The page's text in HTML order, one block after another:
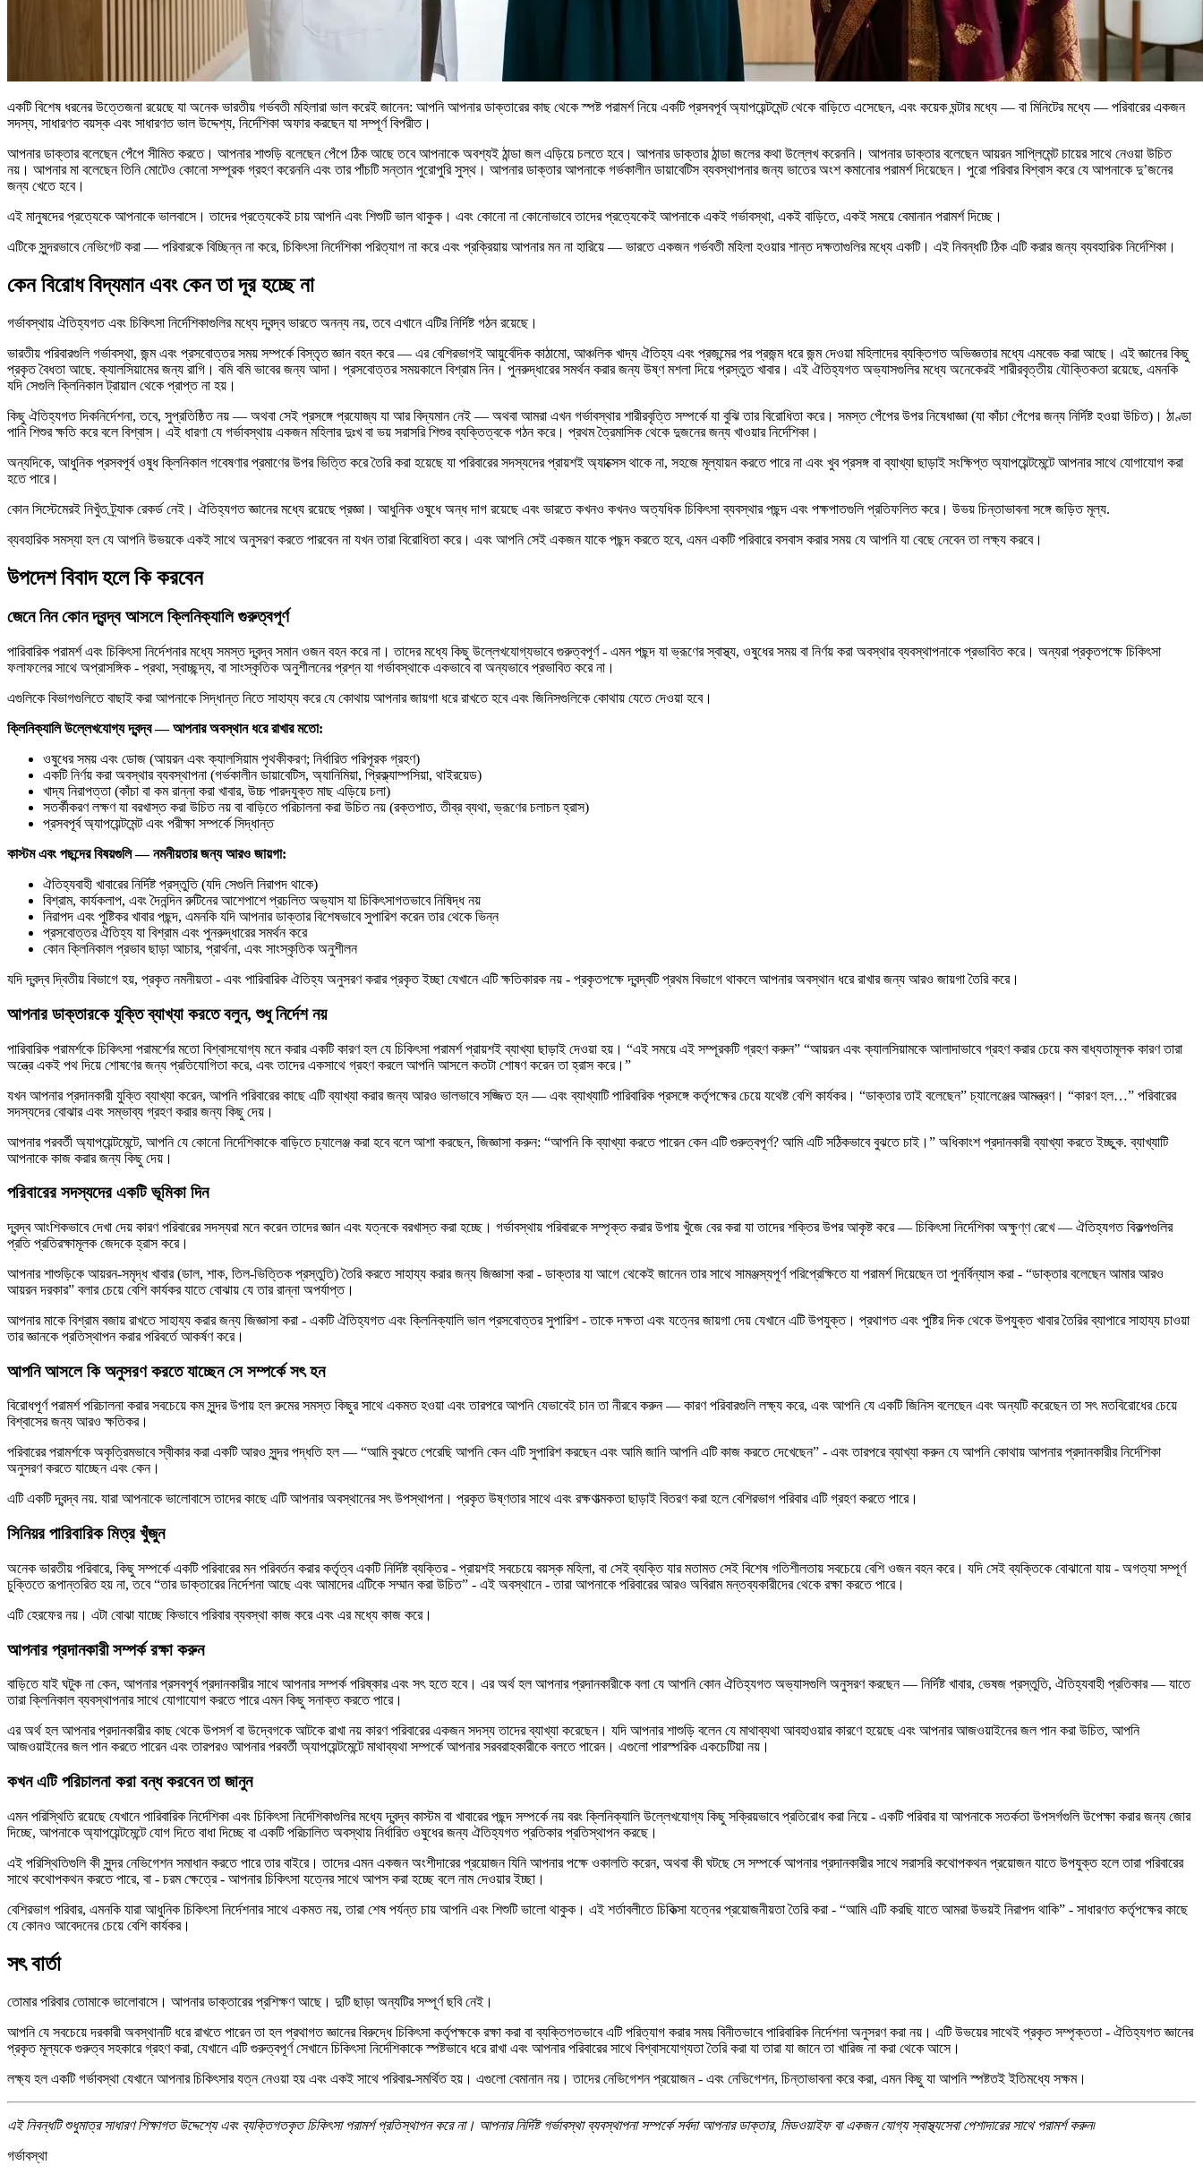
একটি বিশেষ ধরনের উত্তেজনা রয়েছে যা অনেক ভারতীয় গর্ভবতী মহিলারা ভাল করেই জানেন: আপনি আপনার ডাক্তারের কাছ থেকে স্পষ্ট পরামর্শ নিয়ে একটি প্রসবপূর্ব অ্যাপয়েন্টমেন্ট থেকে বাড়িতে এসেছেন, এবং কয়েক ঘন্টার মধ্যে — বা মিনিটের মধ্যে — পরিবারের একজন
সদস্য, সাধারণত বয়স্ক এবং সাধারণত ভাল উদ্দেশ্য, নির্দেশিকা অফার করছেন যা সম্পূর্ণ বিপরীত।
আপনার ডাক্তার বলেছেন পেঁপে সীমিত করতে। আপনার শাশুড়ি বলেছেন পেঁপে ঠিক আছে তবে আপনাকে অবশ্যই ঠান্ডা জল এড়িয়ে চলতে হবে। আপনার ডাক্তার ঠান্ডা জলের কথা উল্লেখ করেননি। আপনার ডাক্তার বলেছেন আয়রন সাপ্লিমেন্ট চায়ের সাথে নেওয়া উচিত
নয়। আপনার মা বলেছেন তিনি মোটেও কোনো সম্পূরক গ্রহণ করেননি এবং তার পাঁচটি সন্তান পুরোপুরি সুস্থ। আপনার ডাক্তার আপনাকে গর্ভকালীন ডায়াবেটিস ব্যবস্থাপনার জন্য ভাতের অংশ কমানোর পরামর্শ দিয়েছেন। পুরো পরিবার বিশ্বাস করে যে আপনাকে দু’জনের
জন্য খেতে হবে।
এই মানুষদের প্রত্যেকে আপনাকে ভালবাসে। তাদের প্রত্যেকেই চায় আপনি এবং শিশুটি ভাল থাকুক। এবং কোনো না কোনোভাবে তাদের প্রত্যেকেই আপনাকে একই গর্ভাবস্থা, একই বাড়িতে, একই সময়ে বেমানান পরামর্শ দিচ্ছে।
এটিকে সুন্দরভাবে নেভিগেট করা — পরিবারকে বিচ্ছিন্ন না করে, চিকিৎসা নির্দেশিকা পরিত্যাগ না করে এবং প্রক্রিয়ায় আপনার মন না হারিয়ে — ভারতে একজন গর্ভবতী মহিলা হওয়ার শান্ত দক্ষতাগুলির মধ্যে একটি। এই নিবন্ধটি ঠিক এটি করার জন্য ব্যবহারিক নির্দেশিকা।
কেন বিরোধ বিদ্যমান এবং কেন তা দূর হচ্ছে না
গর্ভাবস্থায় ঐতিহ্যগত এবং চিকিৎসা নির্দেশিকাগুলির মধ্যে দ্বন্দ্ব ভারতে অনন্য নয়, তবে এখানে এটির নির্দিষ্ট গঠন রয়েছে।
ভারতীয় পরিবারগুলি গর্ভাবস্থা, জন্ম এবং প্রসবোত্তর সময় সম্পর্কে বিস্তৃত জ্ঞান বহন করে — এর বেশিরভাগই আয়ুর্বেদিক কাঠামো, আঞ্চলিক খাদ্য ঐতিহ্য এবং প্রজন্মের পর প্রজন্ম ধরে জন্ম দেওয়া মহিলাদের ব্যক্তিগত অভিজ্ঞতার মধ্যে এমবেড করা আছে। এই জ্ঞানের কিছু
প্রকৃত বৈধতা আছে. ক্যালসিয়ামের জন্য রাগি। বমি বমি ভাবের জন্য আদা। প্রসবোত্তর সময়কালে বিশ্রাম নিন। পুনরুদ্ধারের সমর্থন করার জন্য উষ্ণ মশলা দিয়ে প্রস্তুত খাবার। এই ঐতিহ্যগত অভ্যাসগুলির মধ্যে অনেকেরই শারীরবৃত্তীয় যৌক্তিকতা রয়েছে, এমনকি
যদি সেগুলি ক্লিনিকাল ট্রায়াল থেকে প্রাপ্ত না হয়।
কিছু ঐতিহ্যগত দিকনির্দেশনা, তবে, সুপ্রতিষ্ঠিত নয় — অথবা সেই প্রসঙ্গে প্রযোজ্য যা আর বিদ্যমান নেই — অথবা আমরা এখন গর্ভাবস্থার শারীরবৃত্তি সম্পর্কে যা বুঝি তার বিরোধিতা করে। সমস্ত পেঁপের উপর নিষেধাজ্ঞা (যা কাঁচা পেঁপের জন্য নির্দিষ্ট হওয়া উচিত)। ঠাণ্ডা
পানি শিশুর ক্ষতি করে বলে বিশ্বাস। এই ধারণা যে গর্ভাবস্থায় একজন মহিলার দুঃখ বা ভয় সরাসরি শিশুর ব্যক্তিত্বকে গঠন করে। প্রথম ত্রৈমাসিক থেকে দুজনের জন্য খাওয়ার নির্দেশিকা।
অন্যদিকে, আধুনিক প্রসবপূর্ব ওষুধ ক্লিনিকাল গবেষণার প্রমাণের উপর ভিত্তি করে তৈরি করা হয়েছে যা পরিবারের সদস্যদের প্রায়শই অ্যাক্সেস থাকে না, সহজে মূল্যায়ন করতে পারে না এবং খুব প্রসঙ্গ বা ব্যাখ্যা ছাড়াই সংক্ষিপ্ত অ্যাপয়েন্টমেন্টে আপনার সাথে যোগাযোগ করা
হতে পারে।
কোন সিস্টেমেরই নিখুঁত ট্র্যাক রেকর্ড নেই। ঐতিহ্যগত জ্ঞানের মধ্যে রয়েছে প্রজ্ঞা। আধুনিক ওষুধে অন্ধ দাগ রয়েছে এবং ভারতে কখনও কখনও অত্যধিক চিকিৎসা ব্যবস্থার পছন্দ এবং পক্ষপাতগুলি প্রতিফলিত করে। উভয় চিন্তাভাবনা সঙ্গে জড়িত মূল্য.
ব্যবহারিক সমস্যা হল যে আপনি উভয়কে একই সাথে অনুসরণ করতে পারবেন না যখন তারা বিরোধিতা করে। এবং আপনি সেই একজন যাকে পছন্দ করতে হবে, এমন একটি পরিবারে বসবাস করার সময় যে আপনি যা বেছে নেবেন তা লক্ষ্য করবে।
উপদেশ বিবাদ হলে কি করবেন
জেনে নিন কোন দ্বন্দ্ব আসলে ক্লিনিক্যালি গুরুত্বপূর্ণ
পারিবারিক পরামর্শ এবং চিকিৎসা নির্দেশনার মধ্যে সমস্ত দ্বন্দ্ব সমান ওজন বহন করে না। তাদের মধ্যে কিছু উল্লেখযোগ্যভাবে গুরুত্বপূর্ণ - এমন পছন্দ যা ভ্রূণের স্বাস্থ্য, ওষুধের সময় বা নির্ণয় করা অবস্থার ব্যবস্থাপনাকে প্রভাবিত করে। অন্যরা প্রকৃতপক্ষে চিকিৎসা
ফলাফলের সাথে অপ্রাসঙ্গিক - প্রথা, স্বাচ্ছন্দ্য, বা সাংস্কৃতিক অনুশীলনের প্রশ্ন যা গর্ভাবস্থাকে একভাবে বা অন্যভাবে প্রভাবিত করে না।
এগুলিকে বিভাগগুলিতে বাছাই করা আপনাকে সিদ্ধান্ত নিতে সাহায্য করে যে কোথায় আপনার জায়গা ধরে রাখতে হবে এবং জিনিসগুলিকে কোথায় যেতে দেওয়া হবে।
ক্লিনিক্যালি উল্লেখযোগ্য দ্বন্দ্ব — আপনার অবস্থান ধরে রাখার মতো:
ওষুধের সময় এবং ডোজ (আয়রন এবং ক্যালসিয়াম পৃথকীকরণ; নির্ধারিত পরিপূরক গ্রহণ)
একটি নির্ণয় করা অবস্থার ব্যবস্থাপনা (গর্ভকালীন ডায়াবেটিস, অ্যানিমিয়া, প্রিক্ল্যাম্পসিয়া, থাইরয়েড)
খাদ্য নিরাপত্তা (কাঁচা বা কম রান্না করা খাবার, উচ্চ পারদযুক্ত মাছ এড়িয়ে চলা)
সতর্কীকরণ লক্ষণ যা বরখাস্ত করা উচিত নয় বা বাড়িতে পরিচালনা করা উচিত নয় (রক্তপাত, তীব্র ব্যথা, ভ্রূণের চলাচল হ্রাস)
প্রসবপূর্ব অ্যাপয়েন্টমেন্ট এবং পরীক্ষা সম্পর্কে সিদ্ধান্ত
কাস্টম এবং পছন্দের বিষয়গুলি — নমনীয়তার জন্য আরও জায়গা:
ঐতিহ্যবাহী খাবারের নির্দিষ্ট প্রস্তুতি (যদি সেগুলি নিরাপদ থাকে)
বিশ্রাম, কার্যকলাপ, এবং দৈনন্দিন রুটিনের আশেপাশে প্রচলিত অভ্যাস যা চিকিৎসাগতভাবে নিষিদ্ধ নয়
নিরাপদ এবং পুষ্টিকর খাবার পছন্দ, এমনকি যদি আপনার ডাক্তার বিশেষভাবে সুপারিশ করেন তার থেকে ভিন্ন
প্রসবোত্তর ঐতিহ্য যা বিশ্রাম এবং পুনরুদ্ধারের সমর্থন করে
কোন ক্লিনিকাল প্রভাব ছাড়া আচার, প্রার্থনা, এবং সাংস্কৃতিক অনুশীলন
যদি দ্বন্দ্ব দ্বিতীয় বিভাগে হয়, প্রকৃত নমনীয়তা - এবং পারিবারিক ঐতিহ্য অনুসরণ করার প্রকৃত ইচ্ছা যেখানে এটি ক্ষতিকারক নয় - প্রকৃতপক্ষে দ্বন্দ্বটি প্রথম বিভাগে থাকলে আপনার অবস্থান ধরে রাখার জন্য আরও জায়গা তৈরি করে।
আপনার ডাক্তারকে যুক্তি ব্যাখ্যা করতে বলুন, শুধু নির্দেশ নয়
পারিবারিক পরামর্শকে চিকিৎসা পরামর্শের মতো বিশ্বাসযোগ্য মনে করার একটি কারণ হল যে চিকিৎসা পরামর্শ প্রায়শই ব্যাখ্যা ছাড়াই দেওয়া হয়। “এই সময়ে এই সম্পূরকটি গ্রহণ করুন” “আয়রন এবং ক্যালসিয়ামকে আলাদাভাবে গ্রহণ করার চেয়ে কম বাধ্যতামূলক কারণ তারা
অন্ত্রে একই পথ দিয়ে শোষণের জন্য প্রতিযোগিতা করে, এবং তাদের একসাথে গ্রহণ করলে আপনি আসলে কতটা শোষণ করেন তা হ্রাস করে।”
যখন আপনার প্রদানকারী যুক্তি ব্যাখ্যা করেন, আপনি পরিবারের কাছে এটি ব্যাখ্যা করার জন্য আরও ভালভাবে সজ্জিত হন — এবং ব্যাখ্যাটি পারিবারিক প্রসঙ্গে কর্তৃপক্ষের চেয়ে যথেষ্ট বেশি কার্যকর। “ডাক্তার তাই বলেছেন” চ্যালেঞ্জের আমন্ত্রণ। “কারণ হল…” পরিবারের
সদস্যদের বোঝার এবং সম্ভাব্য গ্রহণ করার জন্য কিছু দেয়।
আপনার পরবর্তী অ্যাপয়েন্টমেন্টে, আপনি যে কোনো নির্দেশিকাকে বাড়িতে চ্যালেঞ্জ করা হবে বলে আশা করছেন, জিজ্ঞাসা করুন: “আপনি কি ব্যাখ্যা করতে পারেন কেন এটি গুরুত্বপূর্ণ? আমি এটি সঠিকভাবে বুঝতে চাই।” অধিকাংশ প্রদানকারী ব্যাখ্যা করতে ইচ্ছুক. ব্যাখ্যাটি
আপনাকে কাজ করার জন্য কিছু দেয়।
পরিবারের সদস্যদের একটি ভূমিকা দিন
দ্বন্দ্ব আংশিকভাবে দেখা দেয় কারণ পরিবারের সদস্যরা মনে করেন তাদের জ্ঞান এবং যত্নকে বরখাস্ত করা হচ্ছে। গর্ভাবস্থায় পরিবারকে সম্পৃক্ত করার উপায় খুঁজে বের করা যা তাদের শক্তির উপর আকৃষ্ট করে — চিকিৎসা নির্দেশিকা অক্ষুণ্ণ রেখে — ঐতিহ্যগত বিকল্পগুলির
প্রতি প্রতিরক্ষামূলক জেদকে হ্রাস করে।
আপনার শাশুড়িকে আয়রন-সমৃদ্ধ খাবার (ডাল, শাক, তিল-ভিত্তিক প্রস্তুতি) তৈরি করতে সাহায্য করার জন্য জিজ্ঞাসা করা - ডাক্তার যা আগে থেকেই জানেন তার সাথে সামঞ্জস্যপূর্ণ পরিপ্রেক্ষিতে যা পরামর্শ দিয়েছেন তা পুনর্বিন্যাস করা - “ডাক্তার বলেছেন আমার আরও
আয়রন দরকার” বলার চেয়ে বেশি কার্যকর যাতে বোঝায় যে তার রান্না অপর্যাপ্ত।
আপনার মাকে বিশ্রাম বজায় রাখতে সাহায্য করার জন্য জিজ্ঞাসা করা - একটি ঐতিহ্যগত এবং ক্লিনিক্যালি ভাল প্রসবোত্তর সুপারিশ - তাকে দক্ষতা এবং যত্নের জায়গা দেয় যেখানে এটি উপযুক্ত। প্রথাগত এবং পুষ্টির দিক থেকে উপযুক্ত খাবার তৈরির ব্যাপারে সাহায্য চাওয়া
তার জ্ঞানকে প্রতিস্থাপন করার পরিবর্তে আকর্ষণ করে।
আপনি আসলে কি অনুসরণ করতে যাচ্ছেন সে সম্পর্কে সৎ হন
বিরোধপূর্ণ পরামর্শ পরিচালনা করার সবচেয়ে কম সুন্দর উপায় হল রুমের সমস্ত কিছুর সাথে একমত হওয়া এবং তারপরে আপনি যেভাবেই চান তা নীরবে করুন — কারণ পরিবারগুলি লক্ষ্য করে, এবং আপনি যে একটি জিনিস বলেছেন এবং অন্যটি করেছেন তা সৎ মতবিরোধের চেয়ে
বিশ্বাসের জন্য আরও ক্ষতিকর।
পরিবারের পরামর্শকে অকৃত্রিমভাবে স্বীকার করা একটি আরও সুন্দর পদ্ধতি হল — “আমি বুঝতে পেরেছি আপনি কেন এটি সুপারিশ করছেন এবং আমি জানি আপনি এটি কাজ করতে দেখেছেন” - এবং তারপরে ব্যাখ্যা করুন যে আপনি কোথায় আপনার প্রদানকারীর নির্দেশিকা
অনুসরণ করতে যাচ্ছেন এবং কেন।
এটি একটি দ্বন্দ্ব নয়. যারা আপনাকে ভালোবাসে তাদের কাছে এটি আপনার অবস্থানের সৎ উপস্থাপনা। প্রকৃত উষ্ণতার সাথে এবং রক্ষণাত্মকতা ছাড়াই বিতরণ করা হলে বেশিরভাগ পরিবার এটি গ্রহণ করতে পারে।
সিনিয়র পারিবারিক মিত্র খুঁজুন
অনেক ভারতীয় পরিবারে, কিছু সম্পর্কে একটি পরিবারের মন পরিবর্তন করার কর্তৃত্ব একটি নির্দিষ্ট ব্যক্তির - প্রায়শই সবচেয়ে বয়স্ক মহিলা, বা সেই ব্যক্তি যার মতামত সেই বিশেষ গতিশীলতায় সবচেয়ে বেশি ওজন বহন করে। যদি সেই ব্যক্তিকে বোঝানো যায় - অগত্যা সম্পূর্ণ
চুক্তিতে রূপান্তরিত হয় না, তবে “তার ডাক্তারের নির্দেশনা আছে এবং আমাদের এটিকে সম্মান করা উচিত” - এই অবস্থানে - তারা আপনাকে পরিবারের আরও অবিরাম মন্তব্যকারীদের থেকে রক্ষা করতে পারে।
এটি হেরফের নয়। এটা বোঝা যাচ্ছে কিভাবে পরিবার ব্যবস্থা কাজ করে এবং এর মধ্যে কাজ করে।
আপনার প্রদানকারী সম্পর্ক রক্ষা করুন
বাড়িতে যাই ঘটুক না কেন, আপনার প্রসবপূর্ব প্রদানকারীর সাথে আপনার সম্পর্ক পরিষ্কার এবং সৎ হতে হবে। এর অর্থ হল আপনার প্রদানকারীকে বলা যে আপনি কোন ঐতিহ্যগত অভ্যাসগুলি অনুসরণ করছেন — নির্দিষ্ট খাবার, ভেষজ প্রস্তুতি, ঐতিহ্যবাহী প্রতিকার — যাতে
তারা ক্লিনিকাল ব্যবস্থাপনার সাথে যোগাযোগ করতে পারে এমন কিছু সনাক্ত করতে পারে।
এর অর্থ হল আপনার প্রদানকারীর কাছ থেকে উপসর্গ বা উদ্বেগকে আটকে রাখা নয় কারণ পরিবারের একজন সদস্য তাদের ব্যাখ্যা করেছেন। যদি আপনার শাশুড়ি বলেন যে মাথাব্যথা আবহাওয়ার কারণে হয়েছে এবং আপনার আজওয়াইনের জল পান করা উচিত, আপনি
আজওয়াইনের জল পান করতে পারেন এবং তারপরও আপনার পরবর্তী অ্যাপয়েন্টমেন্টে মাথাব্যথা সম্পর্কে আপনার সরবরাহকারীকে বলতে পারেন। এগুলো পারস্পরিক একচেটিয়া নয়।
কখন এটি পরিচালনা করা বন্ধ করবেন তা জানুন
এমন পরিস্থিতি রয়েছে যেখানে পারিবারিক নির্দেশিকা এবং চিকিৎসা নির্দেশিকাগুলির মধ্যে দ্বন্দ্ব কাস্টম বা খাবারের পছন্দ সম্পর্কে নয় বরং ক্লিনিক্যালি উল্লেখযোগ্য কিছু সক্রিয়ভাবে প্রতিরোধ করা নিয়ে - একটি পরিবার যা আপনাকে সতর্কতা উপসর্গগুলি উপেক্ষা করার জন্য জোর
দিচ্ছে, আপনাকে অ্যাপয়েন্টমেন্টে যোগ দিতে বাধা দিচ্ছে বা একটি পরিচালিত অবস্থায় নির্ধারিত ওষুধের জন্য ঐতিহ্যগত প্রতিকার প্রতিস্থাপন করছে।
এই পরিস্থিতিগুলি কী সুন্দর নেভিগেশন সমাধান করতে পারে তার বাইরে। তাদের এমন একজন অংশীদারের প্রয়োজন যিনি আপনার পক্ষে ওকালতি করেন, অথবা কী ঘটছে সে সম্পর্কে আপনার প্রদানকারীর সাথে সরাসরি কথোপকথন প্রয়োজন যাতে উপযুক্ত হলে তারা পরিবারের
সাথে কথোপকথন করতে পারে, বা - চরম ক্ষেত্রে - আপনার চিকিৎসা যত্নের সাথে আপস করা হচ্ছে বলে নাম দেওয়ার ইচ্ছা।
বেশিরভাগ পরিবার, এমনকি যারা আধুনিক চিকিৎসা নির্দেশনার সাথে একমত নয়, তারা শেষ পর্যন্ত চায় আপনি এবং শিশুটি ভালো থাকুক। এই শর্তাবলীতে চিকিত্সা যত্নের প্রয়োজনীয়তা তৈরি করা - “আমি এটি করছি যাতে আমরা উভয়ই নিরাপদ থাকি” - সাধারণত কর্তৃপক্ষের কাছে
যে কোনও আবেদনের চেয়ে বেশি কার্যকর।
সৎ বার্তা
তোমার পরিবার তোমাকে ভালোবাসে। আপনার ডাক্তারের প্রশিক্ষণ আছে। দুটি ছাড়া অন্যটির সম্পূর্ণ ছবি নেই।
আপনি যে সবচেয়ে দরকারী অবস্থানটি ধরে রাখতে পারেন তা হল প্রথাগত জ্ঞানের বিরুদ্ধে চিকিৎসা কর্তৃপক্ষকে রক্ষা করা বা ব্যক্তিগতভাবে এটি পরিত্যাগ করার সময় বিনীতভাবে পারিবারিক নির্দেশনা অনুসরণ করা নয়। এটি উভয়ের সাথেই প্রকৃত সম্পৃক্ততা - ঐতিহ্যগত জ্ঞানের
প্রকৃত মূল্যকে গুরুত্ব সহকারে গ্রহণ করা, যেখানে এটি গুরুত্বপূর্ণ সেখানে চিকিৎসা নির্দেশিকাকে স্পষ্টভাবে ধরে রাখা এবং আপনার পরিবারের সাথে বিশ্বাসযোগ্যতা তৈরি করা যা তারা যা জানে তা খারিজ না করা থেকে আসে।
লক্ষ্য হল একটি গর্ভাবস্থা যেখানে আপনার চিকিৎসার যত্ন নেওয়া হয় এবং একই সাথে পরিবার-সমর্থিত হয়। এগুলো বেমানান নয়। তাদের নেভিগেশন প্রয়োজন - এবং নেভিগেশন, চিন্তাভাবনা করে করা, এমন কিছু যা আপনি স্পষ্টতই ইতিমধ্যে সক্ষম।
এই নিবন্ধটি শুধুমাত্র সাধারণ শিক্ষাগত উদ্দেশ্যে এবং ব্যক্তিগতকৃত চিকিৎসা পরামর্শ প্রতিস্থাপন করে না। আপনার নির্দিষ্ট গর্ভাবস্থা ব্যবস্থাপনা সম্পর্কে সর্বদা আপনার ডাক্তার, মিডওয়াইফ বা একজন যোগ্য স্বাস্থ্যসেবা পেশাদারের সাথে পরামর্শ করুন৷
গর্ভাবস্থা